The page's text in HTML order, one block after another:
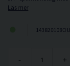
Läs mer
- +